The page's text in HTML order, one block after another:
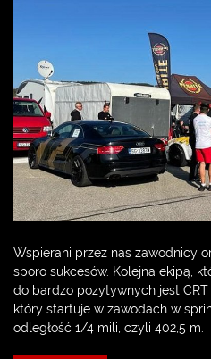
Wspierani przez nas zawodnicy
sporo sukcesów. Kolejna ekipą,
do bardzo pozytywnych jest CRT
który startuje w zawodach w
odległość 1/4 mili, czyli 402,5 m.